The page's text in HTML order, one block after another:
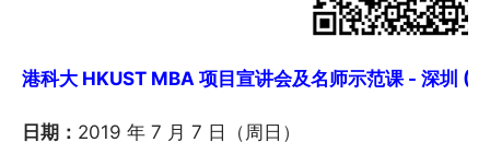
港科大 HKUST MBA 项目宣讲会及名师示范课 - 深圳
日期： 2019 年 7 月 7 日（周日）